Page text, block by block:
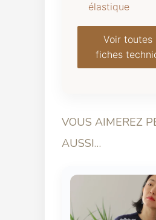
élastique
Voir toutes
fiches
VOUS AIMEREZ
AUSSI…